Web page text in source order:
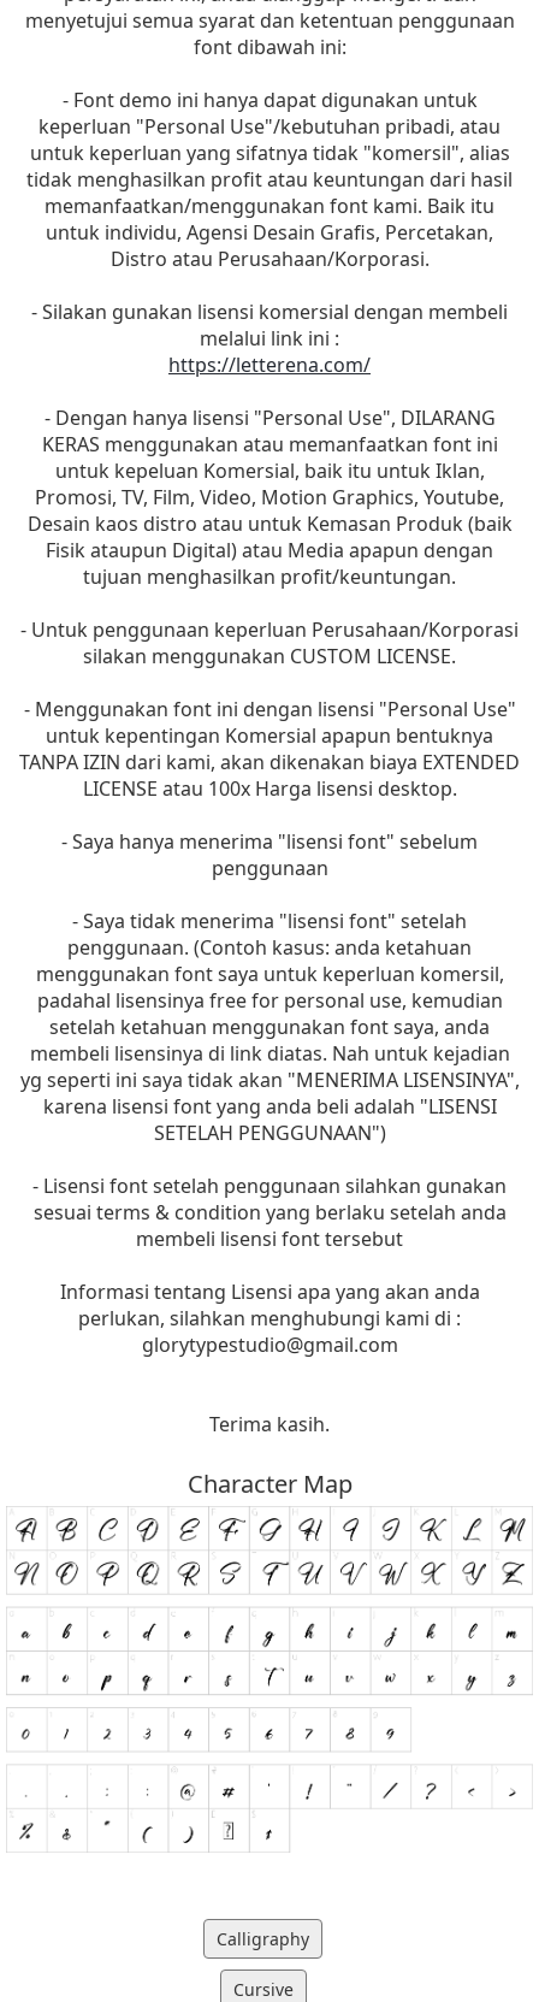
menyetujui semua syarat dan ketentuan penggunaan
font dibawah ini:
- Font demo ini hanya dapat digunakan untuk
keperluan "Personal Use"/kebutuhan pribadi, atau
untuk keperluan yang sifatnya tidak "komersil", alias
tidak menghasilkan profit atau keuntungan dari hasil
memanfaatkan/menggunakan font kami. Baik itu
untuk individu, Agensi Desain Grafis, Percetakan,
Distro atau Perusahaan/Korporasi.
- Silakan gunakan lisensi komersial dengan membeli
melalui link ini :
https://letterena.com/
- Dengan hanya lisensi "Personal Use", DILARANG
KERAS menggunakan atau memanfaatkan font ini
untuk kepeluan Komersial, baik itu untuk Iklan,
Promosi, TV, Film, Video, Motion Graphics, Youtube,
Desain kaos distro atau untuk Kemasan Produk (baik
Fisik ataupun Digital) atau Media apapun dengan
tujuan menghasilkan profit/keuntungan.
- Untuk penggunaan keperluan Perusahaan/Korporasi
silakan menggunakan CUSTOM LICENSE.
- Menggunakan font ini dengan lisensi "Personal Use"
untuk kepentingan Komersial apapun bentuknya
TANPA IZIN dari kami, akan dikenakan biaya EXTENDED
LICENSE atau 100x Harga lisensi desktop.
- Saya hanya menerima "lisensi font" sebelum
penggunaan
- Saya tidak menerima "lisensi font" setelah
penggunaan. (Contoh kasus: anda ketahuan
menggunakan font saya untuk keperluan komersil,
padahal lisensinya free for personal use, kemudian
setelah ketahuan menggunakan font saya, anda
membeli lisensinya di link diatas. Nah untuk kejadian
yg seperti ini saya tidak akan "MENERIMA LISENSINYA",
karena lisensi font yang anda beli adalah "LISENSI
SETELAH PENGGUNAAN")
- Lisensi font setelah penggunaan silahkan gunakan
sesuai terms & condition yang berlaku setelah anda
membeli lisensi font tersebut
Informasi tentang Lisensi apa yang akan anda
perlukan, silahkan menghubungi kami di :
glorytypestudio@gmail.com
Terima kasih.
Character Map
Calligraphy
Cursive